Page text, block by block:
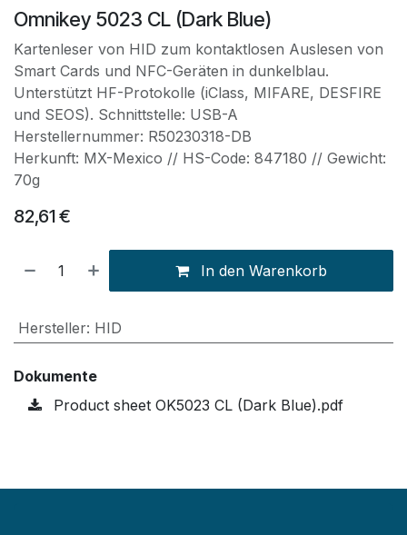
Omnikey 5023 CL (Dark Blue)
Kartenleser von HID zum kontaktlosen Auslesen von
Smart Cards und NFC-Geräten in dunkelblau.
Unterstützt HF-Protokolle (iClass, MIFARE, DESFIRE
und SEOS). Schnittstelle: USB-A
Herstellernummer: R50230318-DB
Herkunft: MX-Mexico // HS-Code: 847180 // Gewicht:
70g
82,61€
In den Warenkorb
Hersteller: HID
Dokumente
Product sheet OK5023 CL (Dark Blue).pdf